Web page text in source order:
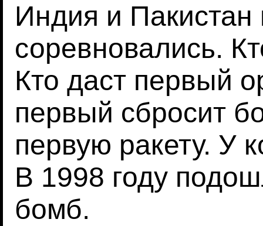
Индия и Пакистан
соревновались.
Кто даст первый
первый сбросит
первую ракету. У
В 1998 году
бомб.